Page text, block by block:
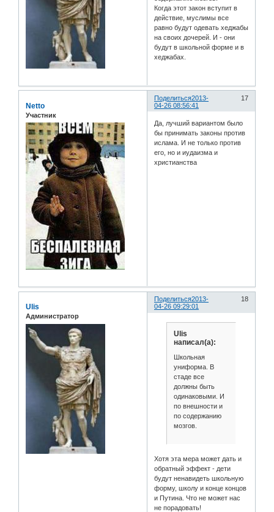
Когда этот закон вступит в
действие, муслимы все
равно будут одевать хеджабы
на своих дочерей. И - они
будут в школьной форме и в
хеджабах.
Поделиться 17
2013-
04-26 08:56:41
Netto
Участник
Да, лучший вариантом было
бы принимать законы против
ислама. И не только против
его, но и иудаизма и
христианства
Поделиться 18
2013-
04-26 09:29:01
Ulis
Администратор
Ulis
написал(а):
Школьная
униформа. В
стаде все
должны быть
одинаковыми. И
по внешности и
по содержанию
мозгов.
Хотя эта мера может дать и
обратный эффект - дети
будут ненавидеть школьную
форму, школу и конце концов
и Путина. Что не может нас
не порадовать!